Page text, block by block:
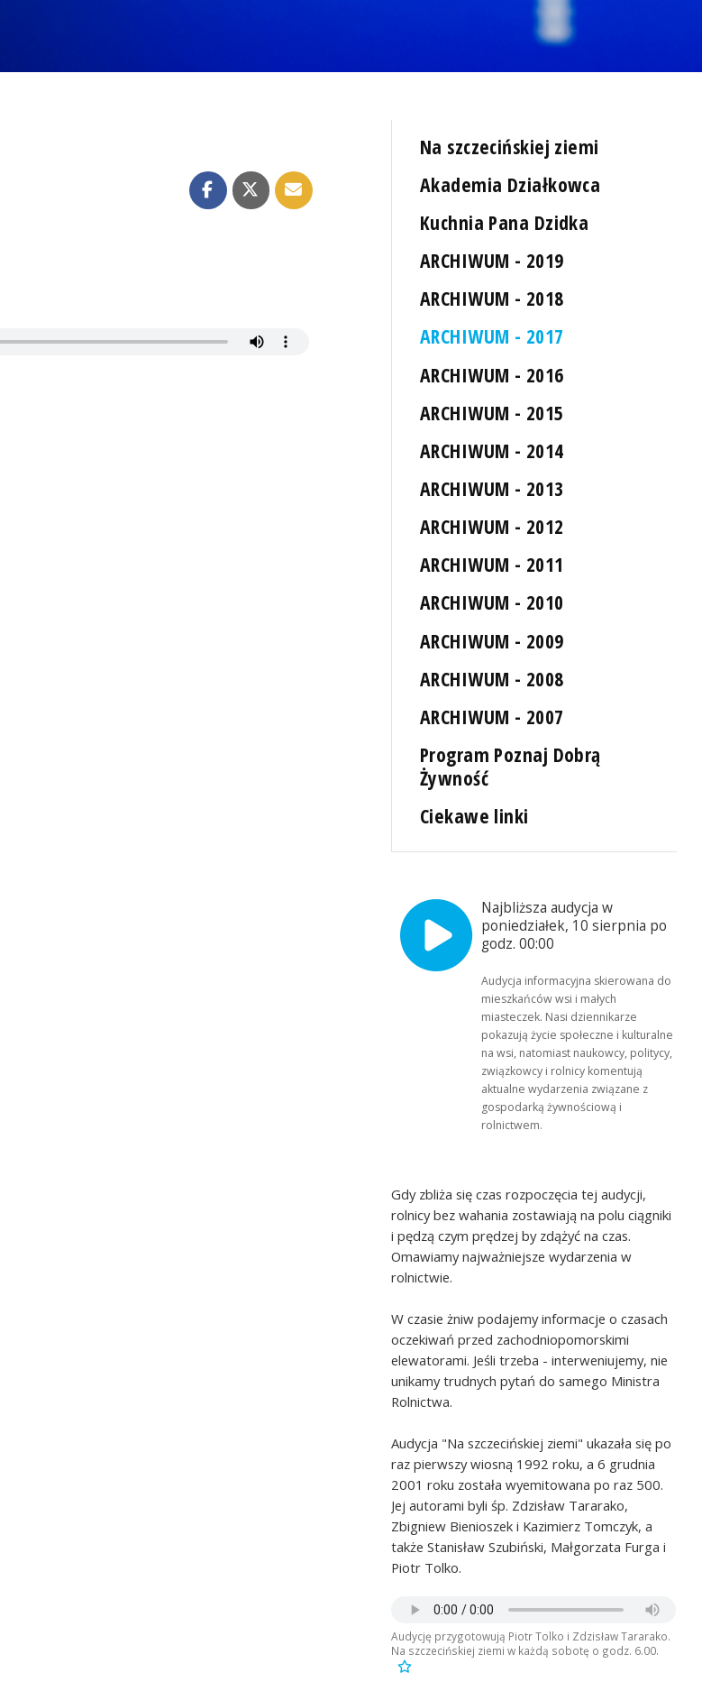
Na szczecińskiej ziemi
Akademia Działkowca
Kuchnia Pana Dzidka
ARCHIWUM - 2019
ARCHIWUM - 2018
ARCHIWUM - 2017
ARCHIWUM - 2016
ARCHIWUM - 2015
ARCHIWUM - 2014
ARCHIWUM - 2013
ARCHIWUM - 2012
ARCHIWUM - 2011
ARCHIWUM - 2010
ARCHIWUM - 2009
ARCHIWUM - 2008
ARCHIWUM - 2007
Program Poznaj Dobrą
Żywność
Ciekawe linki
Najbliższa audycja w
poniedziałek, 10 sierpnia po
godz. 00:00
Audycja informacyjna skierowana do
mieszkańców wsi i małych
miasteczek. Nasi dziennikarze
pokazują życie społeczne i kulturalne
na wsi, natomiast naukowcy, politycy,
związkowcy i rolnicy komentują
aktualne wydarzenia związane z
gospodarką żywnościową i
rolnictwem.
Gdy zbliża się czas rozpoczęcia tej audycji,
rolnicy bez wahania zostawiają na polu ciągniki
i pędzą czym prędzej by zdążyć na czas.
Omawiamy najważniejsze wydarzenia w
rolnictwie.
W czasie żniw podajemy informacje o czasach
oczekiwań przed zachodniopomorskimi
elewatorami. Jeśli trzeba - interweniujemy, nie
unikamy trudnych pytań do samego Ministra
Rolnictwa.
Audycja "Na szczecińskiej ziemi" ukazała się po
raz pierwszy wiosną 1992 roku, a 6 grudnia
2001 roku została wyemitowana po raz 500.
Jej autorami byli śp. Zdzisław Tararako,
Zbigniew Bienioszek i Kazimierz Tomczyk, a
także Stanisław Szubiński, Małgorzata Furga i
Piotr Tolko.
Audycję przygotowują Piotr Tolko i Zdzisław Tararako.
Na szczecińskiej ziemi w każdą sobotę o godz. 6.00.